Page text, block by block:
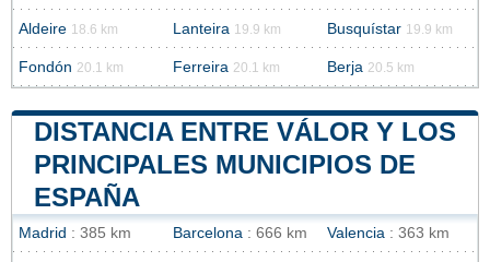
Aldeire 18.6 km Lanteira 19.9 km Busquístar 19.9 km
Fondón 20.1 km Ferreira 20.1 km Berja 20.5 km
DISTANCIA ENTRE VÁLOR Y LOS
PRINCIPALES MUNICIPIOS DE
ESPAÑA
Madrid : 385 km Barcelona : 666 km Valencia : 363 km